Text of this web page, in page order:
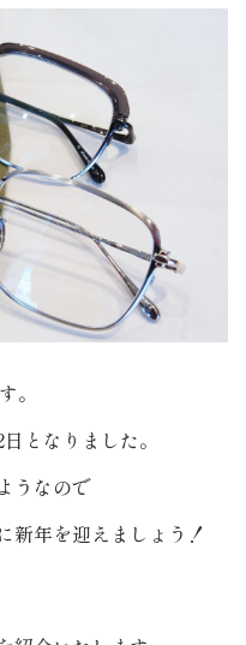
。
となりました。
うなので
新年を迎えましょう！